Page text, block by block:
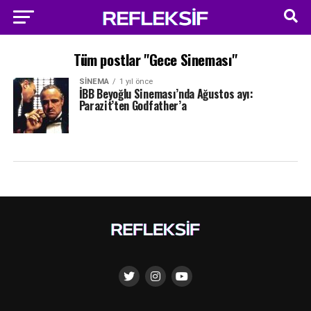
Tüm postlar "Gece Sineması"
SINEMA 1 yıl önce
İBB Beyoğlu Sineması’nda Ağustos ayı:
Parazit’ten Godfather’a